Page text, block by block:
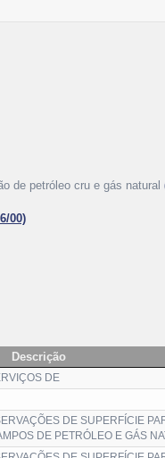
de petróleo cru e gás natural
00)
Descrição
DE
DE SUPERFÍCIE
DE PETRÓLEO E GÁS